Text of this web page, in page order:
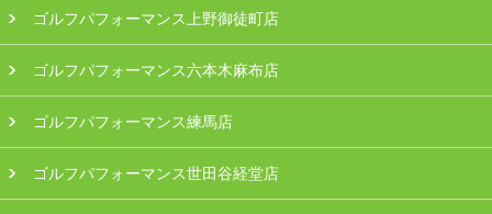
ゴルフパフォーマンス上野御徒町店
ゴルフパフォーマンス六本木麻布店
ゴルフパフォーマンス練馬店
ゴルフパフォーマンス世田谷経堂店